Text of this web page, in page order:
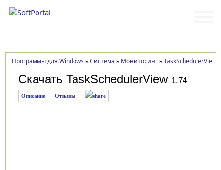
Программы для Windows »Система » Мониторинг»TaskSchedulerView
Скачать TaskSchedulerView 1.74
Описание Отзывы